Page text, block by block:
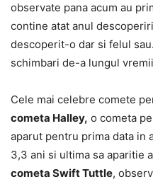
observate pana acum au
contine atat anul
descoperit-o dar si felul
schimbari de-a lungul
Cele mai celebre comete
cometa Halley, o cometa
aparut pentru prima data in
3,3 ani si ultima sa aparitie
cometa Swift Tuttle,